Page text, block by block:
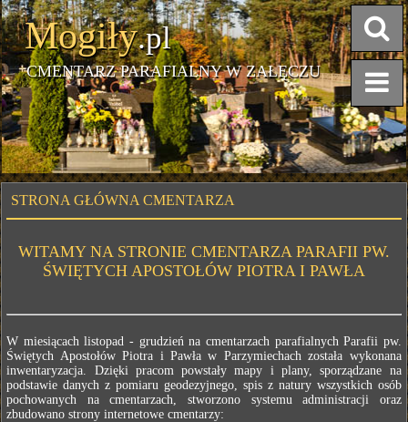
Mogiły.pl
CMENTARZ PARAFIALNY W ZAŁĘCZU
STRONA GŁÓWNA CMENTARZA
WITAMY NA STRONIE CMENTARZA PARAFII PW.
ŚWIĘTYCH APOSTOŁÓW PIOTRA I PAWŁA
W miesiącach listopad - grudzień na cmentarzach parafialnych Parafii pw.
Świętych Apostołów Piotra i Pawła w Parzymiechach została wykonana
inwentaryzacja. Dzięki pracom powstały mapy i plany, sporządzane na
podstawie danych z pomiaru geodezyjnego, spis z natury wszystkich osób
pochowanych na cmentarzach, stworzono systemu administracji oraz
zbudowano strony internetowe cmentarzy: